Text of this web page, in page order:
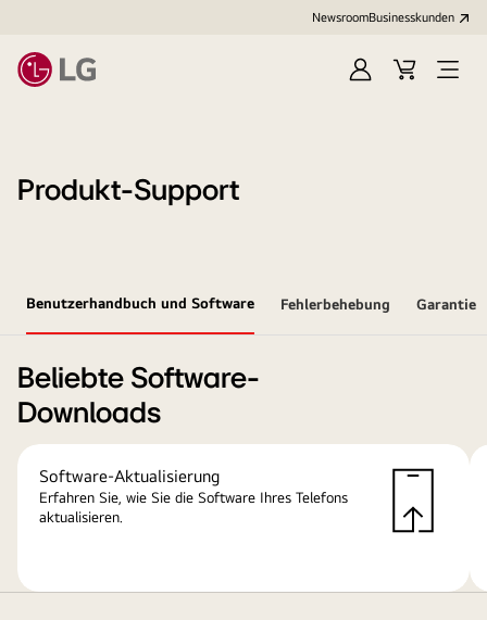
NewsroomBusinesskunden
AnmeldenWarenkorb
Menü
Produkt-Support
Benutzerhandbuch und Software Fehlerbehebung Garantie
Beliebte Software-
Downloads
Software-Aktualisierung
Erfahren Sie, wie Sie die Software Ihres Telefons
aktualisieren.